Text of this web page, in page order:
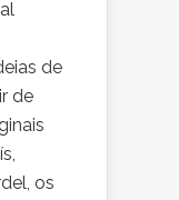
de
de
os